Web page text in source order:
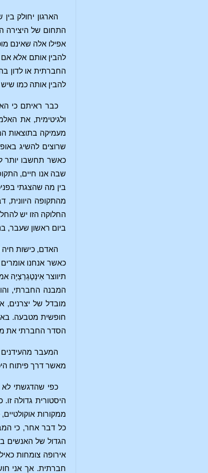
הארגון יחולק
התחום של היצירה
אפילו אלה שאינם
להבין אותם אלא אם
החברתית או לדון
להבין אותה כמו
כבר ראיתם כי
ולגיטימית, את
מעמיקה בתוצאות
שרוצים להשיג
כאשר תחשבו יותר
שבה אנו חיים,
בין מה שהצגתי
מהתקופה היוונית,
החלוקה הזו יש
ביום ראשון שעבר,
האדם, כישות חיה
כאשר אנחנו אומרים
תיווצר אִינְטֶגְרַצְיָה
המבנה החברתי,
מובדל של יצרנים,
חופשית מטבעה.
הסדר החברתי את
המעבר מהעידנים
מאשר דרך פיתוח
כפי שהדגשתי לא
היסטורית גדולה
ממקורות
כל דבר אחר, כי
הגדול של האנשים
אירופה צומחות